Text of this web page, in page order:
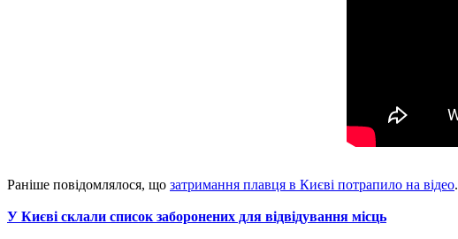
Раніше повідомлялося, що затримання плавця в Києві потрапило на відео.
У Києві склали список заборонених для відвідування місць